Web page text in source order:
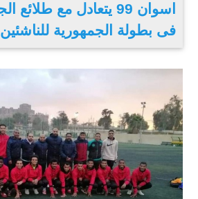
فى بطولة الجمهورية للناشئين